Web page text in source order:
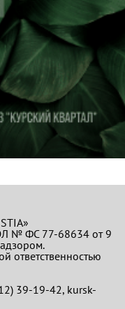
№ ФС 77-68634 от 9
ответственностью
39-19-42, kursk-